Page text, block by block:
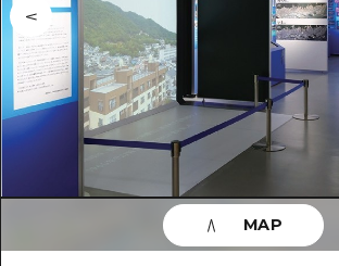
아트
이벤트/축제
음식/술
사이클링
쇼핑
스포츠
Dive! Hiroshima 공
Hiroshima
히로시마시 주변
아키(安芸)
빈고(備後)
관광지・체험
목록
히로시마시 주변
아키(安芸)
빈고(備後)
비북(備北)
계절 정보
이벤트
유용한 정보
목록
MAP